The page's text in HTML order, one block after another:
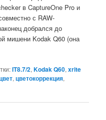
в CaptureOne Pro и
с RAW-
добрался до
мишени Kodak Q60 (она
IT8.7/2,Kodak Q60,xrite
,цветокоррекция,